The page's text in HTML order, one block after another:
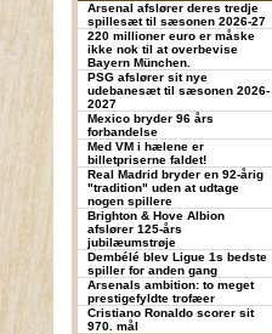
Arsenal afslører deres tredje
spillesæt til sæsonen 2026-27
220 millioner euro er måske
ikke nok til at overbevise
Bayern München.
PSG afslører sit nye
udebanesæt til sæsonen 2026-
2027
Mexico bryder 96 års
forbandelse
Med VM i hælene er
billetpriserne faldet!
Real Madrid bryder en 92-årig
"tradition" uden at udtage
nogen spillere
Brighton & Hove Albion
afslører 125-års
jubilæumstrøje
Dembélé blev Ligue 1s bedste
spiller for anden gang
Arsenals ambition: to meget
prestigefyldte trofæer
Cristiano Ronaldo scorer sit
970. mål